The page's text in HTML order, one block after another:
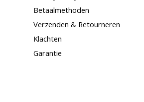
Betaalmethoden
Verzenden & Retourneren
Klachten
Garantie